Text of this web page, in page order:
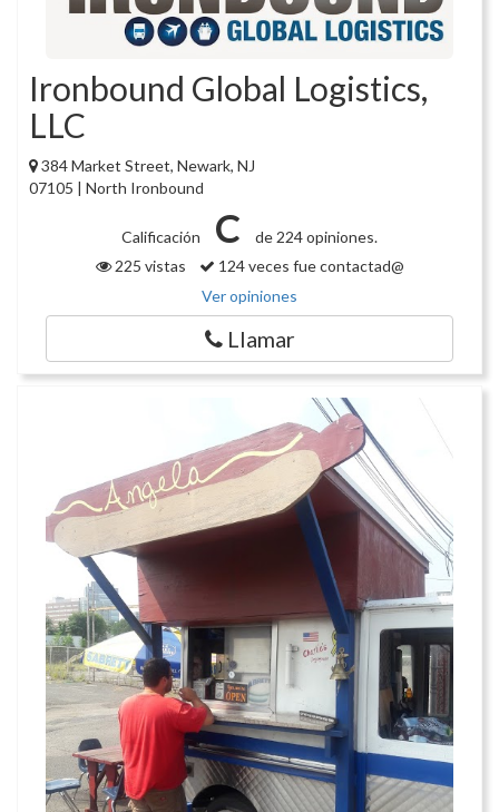
Ironbound Global Logistics,
LLC
384 Market Street, Newark, NJ
07105 | North Ironbound
Calificación C
de 224 opiniones.
225 vistas
124 veces fue contactad@
Ver opiniones
Llamar